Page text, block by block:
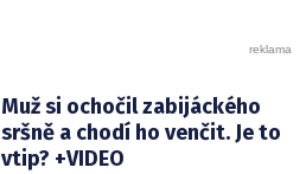
Muž si ochočil zabijáckého
sršně a chodí ho venčit. Je to
vtip? +VIDEO